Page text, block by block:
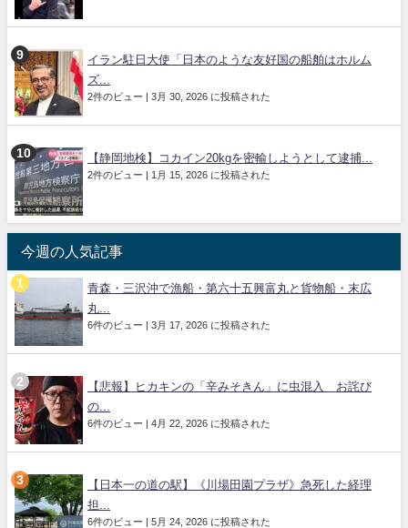
イラン駐日大使「日本のような友好国の船舶はホルム
ズ...
2件のビュー | 3月 30, 2026 に投稿された
【静岡地検】コカイン20kgを密輸しようとして逮捕...
2件のビュー | 1月 15, 2026 に投稿された
今週の人気記事
青森・三沢沖で漁船・第六十五興富丸と貨物船・末広
丸...
6件のビュー | 3月 17, 2026 に投稿された
【悲報】ヒカキンの「辛みそきん」に虫混入 お詫び
の...
6件のビュー | 4月 22, 2026 に投稿された
【日本一の道の駅】《川場田園プラザ》急死した経理
担...
6件のビュー | 5月 24, 2026 に投稿された